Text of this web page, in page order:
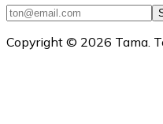
Copyright © 2026 Tama.